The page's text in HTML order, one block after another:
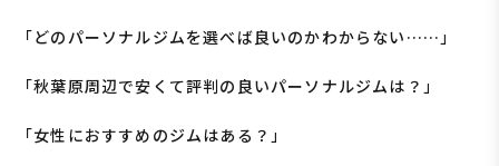
「どのパーソナルジムを選べば良いのかわからない……」
「秋葉原周辺で安くて評判の良いパーソナルジムは？」
「女性におすすめのジムはある？ 」